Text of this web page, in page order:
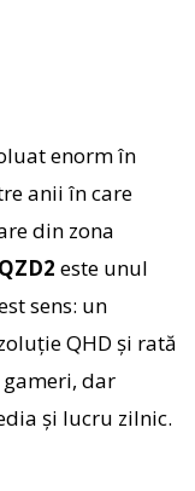
enorm în
anii în care
din zona
este unul
sens: un
QHD și rată
dar
și lucru zilnic.